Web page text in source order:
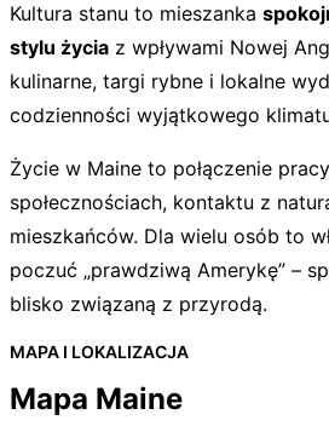
Kultura stanu to mieszanka
stylu życia z wpływami Nowej
kulinarne, targi rybne i lokalne
codzienności wyjątkowego
Życie w Maine to połączenie
społecznościach, kontaktu z
mieszkańców. Dla wielu osób to
poczuć „prawdziwą Amerykę” –
blisko związaną z przyrodą.
MAPA I LOKALIZACJA
Mapa Maine